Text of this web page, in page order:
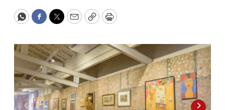
WhatsApp
Facebook
Twitter
EmailCopyPrint